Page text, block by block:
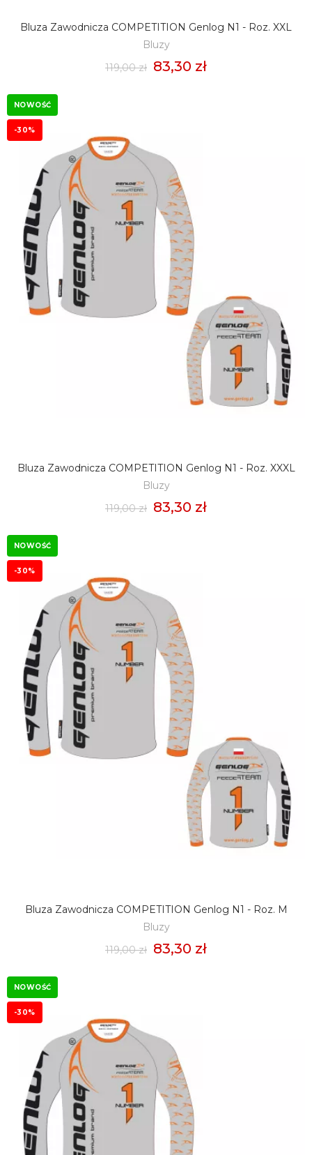
DODAJ DO KOSZYKA
Bluza Zawodnicza COMPETITION Genlog N1 - Roz. XXL
Bluzy
119,00 zł 83,30 zł
NOWOŚĆ
-30%
DODAJ DO KOSZYKA
Bluza Zawodnicza COMPETITION Genlog N1 - Roz. XXXL
Bluzy
119,00 zł 83,30 zł
NOWOŚĆ
-30%
DODAJ DO KOSZYKA
Bluza Zawodnicza COMPETITION Genlog N1 - Roz. M
Bluzy
119,00 zł 83,30 zł
NOWOŚĆ
-30%